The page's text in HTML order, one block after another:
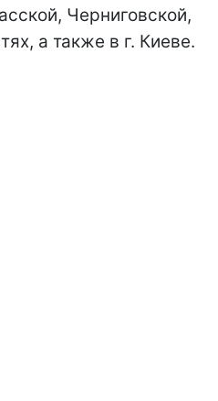
Черниговской,
а также в г. Киеве.